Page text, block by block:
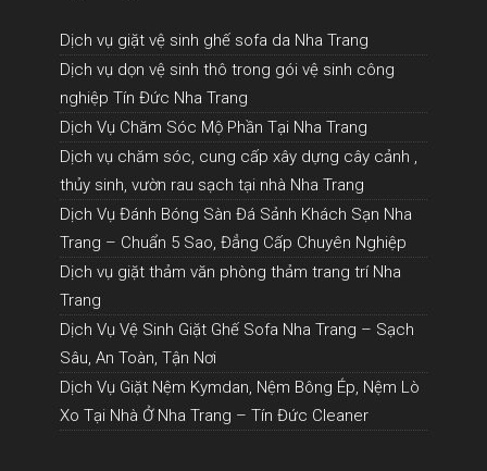
Dịch vụ giặt vệ sinh ghế sofa da Nha Trang
Dịch vụ dọn vệ sinh thô trong gói vệ sinh công
nghiệp Tín Đức Nha Trang
Dịch Vụ Chăm Sóc Mộ Phần Tại Nha Trang
Dịch vụ chăm sóc, cung cấp xây dựng cây cảnh ,
thủy sinh, vườn rau sạch tại nhà Nha Trang
Dịch Vụ Đánh Bóng Sàn Đá Sảnh Khách Sạn Nha
Trang – Chuẩn 5 Sao, Đẳng Cấp Chuyên Nghiệp
Dịch vụ giặt thảm văn phòng thảm trang trí Nha
Trang
Dịch Vụ Vệ Sinh Giặt Ghế Sofa Nha Trang – Sạch
Sâu, An Toàn, Tận Nơi
Dịch Vụ Giặt Nệm Kymdan, Nệm Bông Ép, Nệm Lò
Xo Tại Nhà Ở Nha Trang – Tín Đức Cleaner